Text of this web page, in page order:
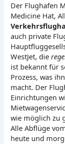
Der Flughafen
Medicine Hat,
auch private
WestJet, die
ist bekannt für
Prozess, was
macht. Der
Einrichtungen
wie möglich zu
Alle Abflüge
heute und